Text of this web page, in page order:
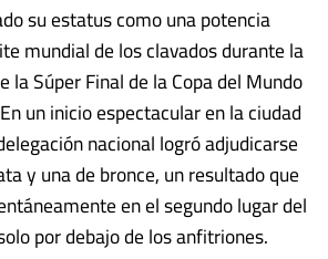
su estatus como una potencia
mundial de los clavados durante la
la Súper Final de la Copa del Mundo
un inicio espectacular en la ciudad
nacional logró adjudicarse
y una de bronce, un resultado que
en el segundo lugar del
por debajo de los anfitriones.